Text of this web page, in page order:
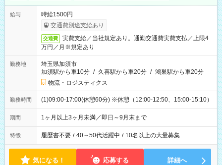
給与
時給1500円
交通費別途支給あり
交通費
実費支給／当社規定あり。通勤交通費実費支払／上限4
万円／月※規定あり
勤務地
埼玉県加須市
加須駅から車10分 / 久喜駅から車20分 / 鴻巣駅から車20分
物流・ロジスティクス
勤務時間 (1)09:00-17:00(休憩60分) ※休憩（12:00-12:50、15:00-15:10）
期間 1ヶ月以上3ヶ月未満／即日～9月末まで
特徴 履歴書不要 / 40～50代活躍中 / 10名以上の大量募集
気になる！ 応募する 詳細へ